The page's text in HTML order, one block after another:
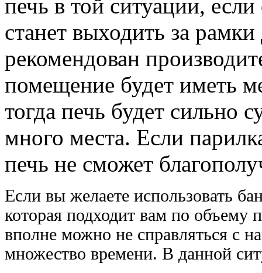
печь в той ситуации,
станет выходить за
рекомендован
помещение будет иметь
тогда печь будет сильно
много места. Если
печь не сможет
Если вы желаете использовать
которая подходит вам по объему
вполне можно не справляться с
множество времени. В данной